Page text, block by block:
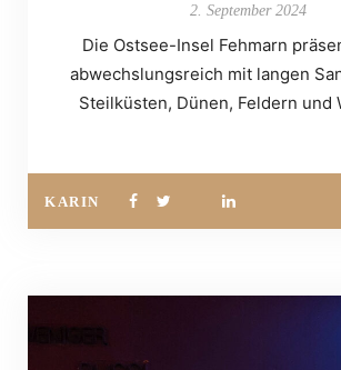
2. September 2024
Die Ostsee-Insel Fehmarn
abwechslungsreich mit langen
Steilküsten, Dünen, Feldern und
KARIN